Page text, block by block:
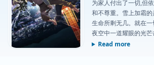
为家人付出了一切,但
和不尊重。雪上加霜
生命所剩无几。就在
夜空中一道耀眼的光
Read more